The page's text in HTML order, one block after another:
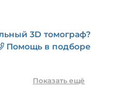
3D томограф?
Помощь в подборе
Показать ещё